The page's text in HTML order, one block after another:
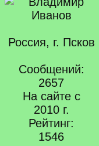
Россия, г. Псков
Сообщений:
2657
На сайте с
2010 г.
Рейтинг:
1546